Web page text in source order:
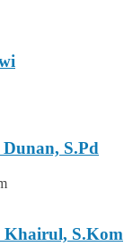
S.Pd
Khairul, S.Kom